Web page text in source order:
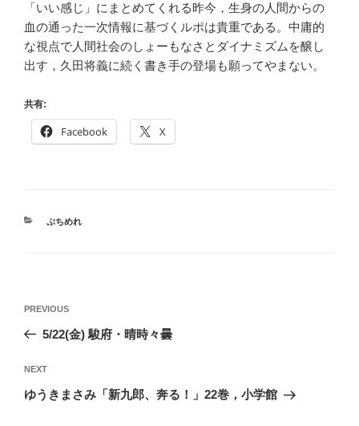
「いい感じ」にまとめてくれる昨今，生身の人間からの
血の通った一次情報に基づくルポは貴重である。中庸的
な視点で人間社会のしょーもなさとダイナミズムを醸し
出す，久田将義に続く書き手の登場も願ってやまない。
共有:
Facebook X
CATEGORIES
ぷちめれ
ナ
ビ
ゲ
Previous
Post
PREVIOUS
5/22(金) 駿府・晴時々曇
Next
Post
NEXT
ゆうきまさみ「新九郎、奔る！」22巻，小学館